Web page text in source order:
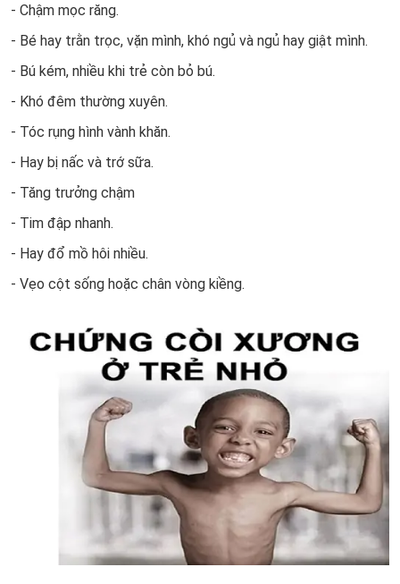
- Chậm mọc răng.
- Bé hay trằn trọc, vặn mình, khó ngủ và ngủ hay giật mình.
- Bú kém, nhiều khi trẻ còn bỏ bú.
- Khó đêm thường xuyên.
- Tóc rụng hình vành khăn.
- Hay bị nấc và trớ sữa.
- Tăng trưởng chậm
- Tim đập nhanh.
- Hay đổ mồ hôi nhiều.
- Vẹo cột sống hoặc chân vòng kiềng.